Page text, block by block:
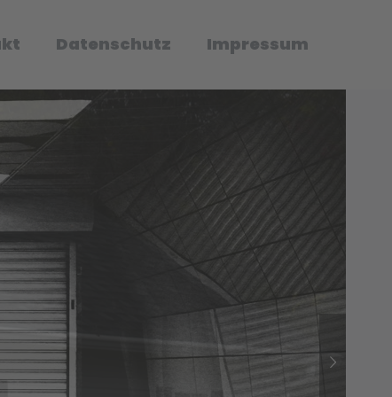
Datenschutz Impressum